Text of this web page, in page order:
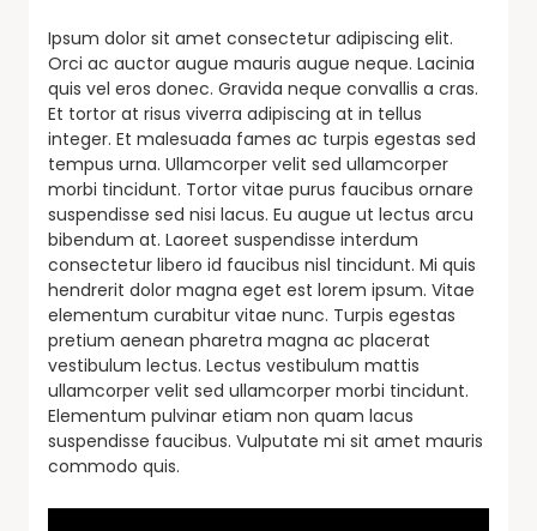
Ipsum dolor sit amet consectetur adipiscing elit.
Orci ac auctor augue mauris augue neque. Lacinia
quis vel eros donec. Gravida neque convallis a cras.
Et tortor at risus viverra adipiscing at in tellus
integer. Et malesuada fames ac turpis egestas sed
tempus urna. Ullamcorper velit sed ullamcorper
morbi tincidunt. Tortor vitae purus faucibus ornare
suspendisse sed nisi lacus. Eu augue ut lectus arcu
bibendum at. Laoreet suspendisse interdum
consectetur libero id faucibus nisl tincidunt. Mi quis
hendrerit dolor magna eget est lorem ipsum. Vitae
elementum curabitur vitae nunc. Turpis egestas
pretium aenean pharetra magna ac placerat
vestibulum lectus. Lectus vestibulum mattis
ullamcorper velit sed ullamcorper morbi tincidunt.
Elementum pulvinar etiam non quam lacus
suspendisse faucibus. Vulputate mi sit amet mauris
commodo quis.